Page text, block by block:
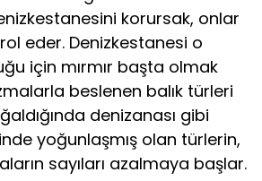
korursak, onlar
eder. Denizkestanesi o
için mırmır başta olmak
beslenen balık türleri
denizanası gibi
yoğunlaşmış olan türlerin,
sayıları azalmaya başlar.